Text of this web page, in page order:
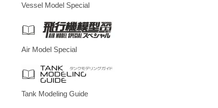
Vessel Model Special
Air Model Special
Tank Modeling Guide